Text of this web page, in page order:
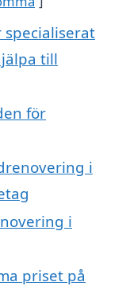
specialiserat
till
för
i
i
priset på